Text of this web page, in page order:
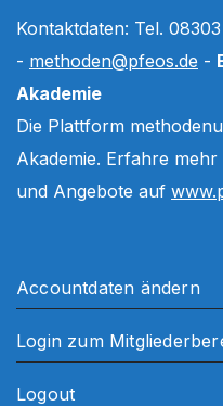
Kontaktdaten: Tel. 08303
- methoden@pfeos.de -
Akademie
Die Plattform
Akademie. Erfahre
und Angebote auf
Accountdaten ändern
Login zum
Logout